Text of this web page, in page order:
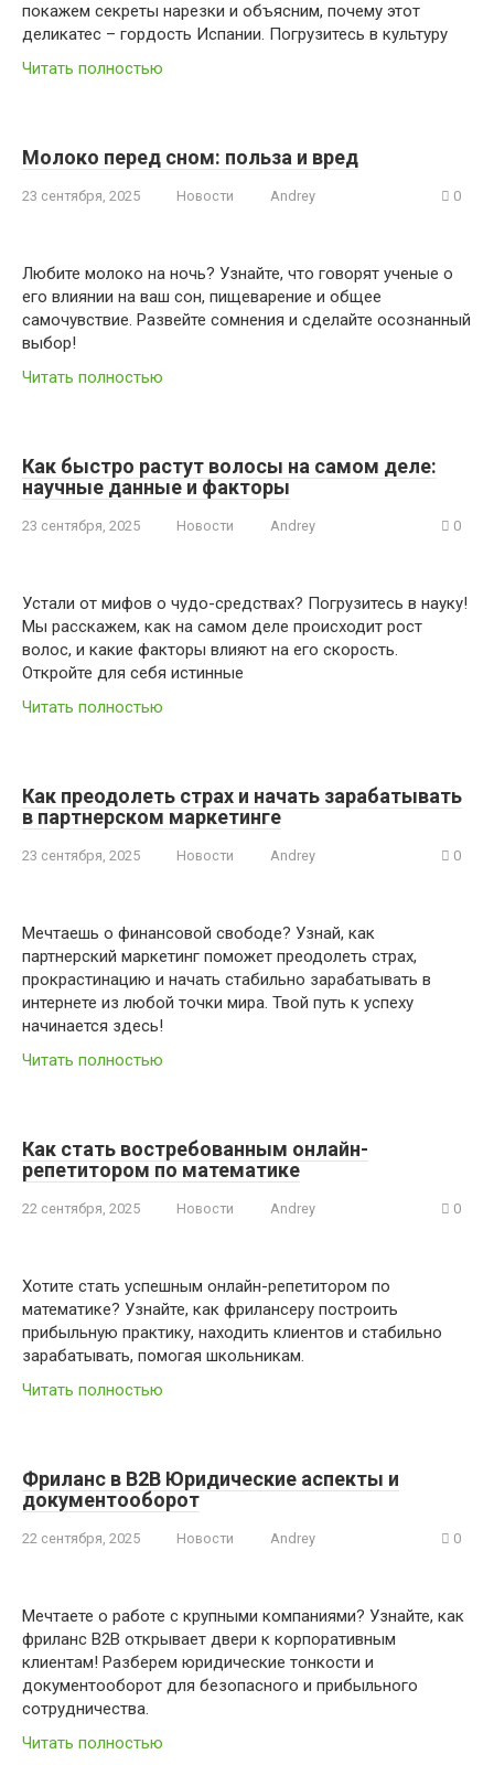
покажем секреты нарезки и объясним, почему этот
деликатес – гордость Испании. Погрузитесь в культуру
Читать полностью
Молоко перед сном: польза и вред
23 сентября, 2025 Новости Andrey 0
Любите молоко на ночь? Узнайте, что говорят ученые о
его влиянии на ваш сон, пищеварение и общее
самочувствие. Развейте сомнения и сделайте осознанный
выбор!
Читать полностью
Как быстро растут волосы на самом деле:
научные данные и факторы
23 сентября, 2025 Новости Andrey 0
Устали от мифов о чудо-средствах? Погрузитесь в науку!
Мы расскажем, как на самом деле происходит рост
волос, и какие факторы влияют на его скорость.
Откройте для себя истинные
Читать полностью
Как преодолеть страх и начать зарабатывать
в партнерском маркетинге
23 сентября, 2025 Новости Andrey 0
Мечтаешь о финансовой свободе? Узнай, как
партнерский маркетинг поможет преодолеть страх,
прокрастинацию и начать стабильно зарабатывать в
интернете из любой точки мира. Твой путь к успеху
начинается здесь!
Читать полностью
Как стать востребованным онлайн-
репетитором по математике
22 сентября, 2025 Новости Andrey 0
Хотите стать успешным онлайн-репетитором по
математике? Узнайте, как фрилансеру построить
прибыльную практику, находить клиентов и стабильно
зарабатывать, помогая школьникам.
Читать полностью
Фриланс в B2B Юридические аспекты и
документооборот
22 сентября, 2025 Новости Andrey 0
Мечтаете о работе с крупными компаниями? Узнайте, как
фриланс B2B открывает двери к корпоративным
клиентам! Разберем юридические тонкости и
документооборот для безопасного и прибыльного
сотрудничества.
Читать полностью